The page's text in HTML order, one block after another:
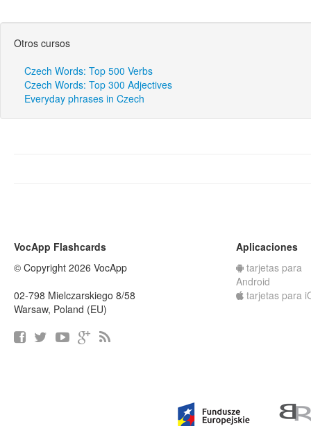
Otros cursos
Czech Words: Top 500 Verbs
Czech Words: Top 300 Adjectives
Everyday phrases in Czech
VocApp Flashcards
© Copyright 2026 VocApp
02-798 Mielczarskiego 8/58
Warsaw, Poland (EU)
Aplicaciones
tarjetas para
Android
tarjetas para